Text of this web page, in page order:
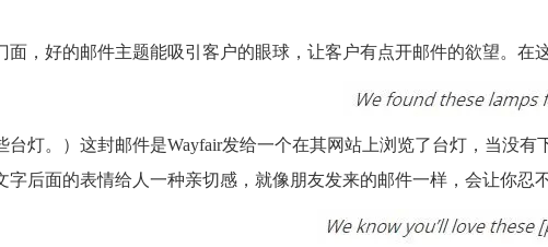
面，好的邮件主题能吸引客户的眼球，让客户有点开邮件的欲望。在
台灯。）这封邮件是Wayfair发给一个在其网站上浏览了台灯，当没
字后面的表情给人一种亲切感，就像朋友发来的邮件一样，会让你忍